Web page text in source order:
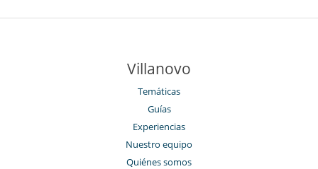
Villanovo
Temáticas
Guías
Experiencias
Nuestro equipo
Quiénes somos